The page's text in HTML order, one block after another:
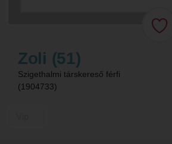
Zoli (51)
Szigethalmi társkereső férfi
(1904733)